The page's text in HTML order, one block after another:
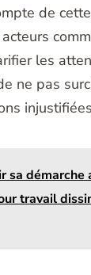
de cette
les
ne pas
sa démarche
travail